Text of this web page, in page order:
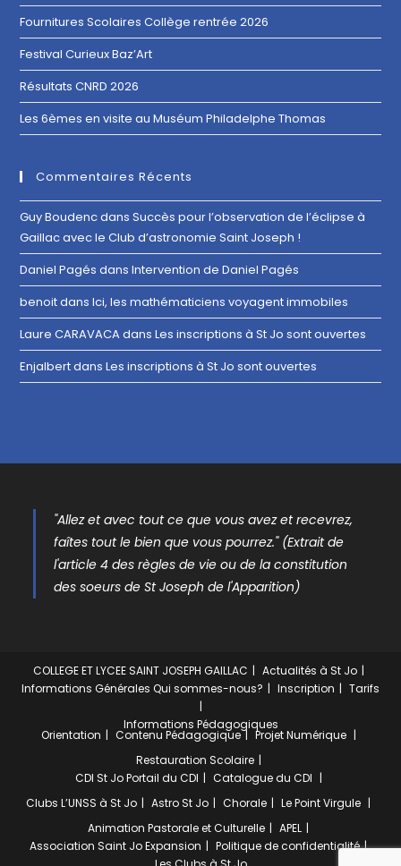
Fournitures Scolaires Collège rentrée 2026
Festival Curieux Baz’Art
Résultats CNRD 2026
Les 6èmes en visite au Muséum Philadelphe Thomas
Commentaires Récents
Guy BoudencdansSuccès pour l’observation de l’éclipse à
Gaillac avec le Club d’astronomie Saint Joseph !
Daniel Pagés dansIntervention de Daniel Pagés
benoitdansIci, les mathématiciens voyagent immobiles
Laure CARAVACAdansLes inscriptions à St Jo sont ouvertes
EnjalbertdansLes inscriptions à St Jo sont ouvertes
"Allez et avec tout ce que vous avez et recevrez,
faîtes tout le bien que vous pourrez." (Extrait de
l'article 4 des règles de vie ou de la constitution
des soeurs de St Joseph de l'Apparition)
COLLEGE ET LYCEE SAINT JOSEPH GAILLAC
Actualités à St Jo
Informations Générales Qui sommes-nous? Inscription Tarifs
Informations Pédagogiques
Orientation Contenu Pédagogique
Projet Numérique
Restauration Scolaire
CDI St Jo Portail du CDI
Catalogue du CDI
Clubs L’UNSS à St Jo Astro St Jo Chorale
Le Point Virgule
Animation Pastorale et Culturelle
APEL
Association Saint Jo Expansion
Politique de confidentialité